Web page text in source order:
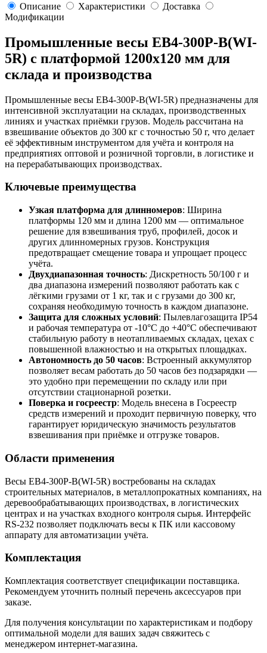
Описание
Характеристики
Доставка
Модификации
Промышленные весы ЕВ4-300P-В(WI-
5R) с платформой 1200х120 мм для
склада и производства
Промышленные весы ЕВ4-300P-В(WI-5R) предназначены для
интенсивной эксплуатации на складах, производственных
линиях и участках приёмки грузов. Модель рассчитана на
взвешивание объектов до 300 кг с точностью 50 г, что делает
её эффективным инструментом для учёта и контроля на
предприятиях оптовой и розничной торговли, в логистике и
на перерабатывающих производствах.
Ключевые преимущества
Узкая платформа для длинномеров: Ширина
платформы 120 мм и длина 1200 мм — оптимальное
решение для взвешивания труб, профилей, досок и
других длинномерных грузов. Конструкция
предотвращает смещение товара и упрощает процесс
учёта.
Двухдиапазонная точность: Дискретность 50/100 г и
два диапазона измерений позволяют работать как с
лёгкими грузами от 1 кг, так и с грузами до 300 кг,
сохраняя необходимую точность в каждом диапазоне.
Защита для сложных условий: Пылевлагозащита IP54
и рабочая температура от -10°C до +40°C обеспечивают
стабильную работу в неотапливаемых складах, цехах с
повышенной влажностью и на открытых площадках.
Автономность до 50 часов: Встроенный аккумулятор
позволяет весам работать до 50 часов без подзарядки —
это удобно при перемещении по складу или при
отсутствии стационарной розетки.
Поверка и госреестр: Модель внесена в Госреестр
средств измерений и проходит первичную поверку, что
гарантирует юридическую значимость результатов
взвешивания при приёмке и отгрузке товаров.
Области применения
Весы ЕВ4-300P-В(WI-5R) востребованы на складах
строительных материалов, в металлопрокатных компаниях, на
деревообрабатывающих производствах, в логистических
центрах и на участках входного контроля сырья. Интерфейс
RS-232 позволяет подключать весы к ПК или кассовому
аппарату для автоматизации учёта.
Комплектация
Комплектация соответствует спецификации поставщика.
Рекомендуем уточнить полный перечень аксессуаров при
заказе.
Для получения консультации по характеристикам и подбору
оптимальной модели для ваших задач свяжитесь с
менеджером интернет-магазина.